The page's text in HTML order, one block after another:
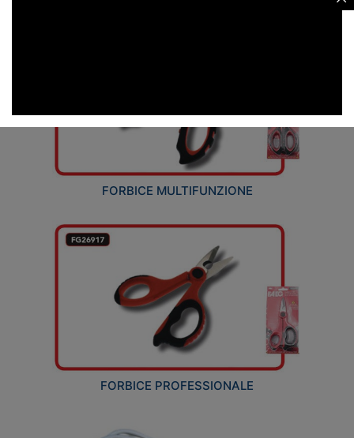
FORBICE MULTIFUNZIONE
FORBICE PROFESSIONALE